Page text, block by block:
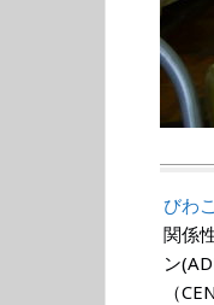
びわ
関係
ン
（